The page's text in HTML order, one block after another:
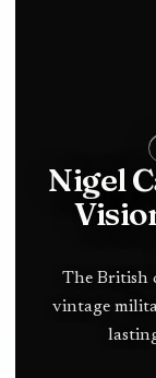
Boss in
luxury
Nigel
The British
vintage